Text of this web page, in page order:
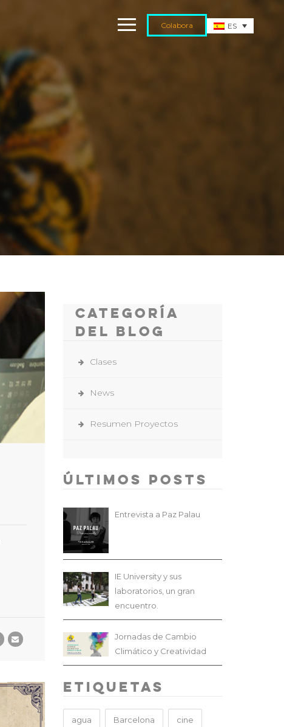
Colabora ES
Categoría
del Blog
Clases
News
Resumen Proyectos
Últimos Posts
Entrevista a Paz Palau
IE University y sus
laboratorios, un gran
encuentro.
Jornadas de Cambio
Climático y Creatividad
Etiquetas
agua Barcelona cine